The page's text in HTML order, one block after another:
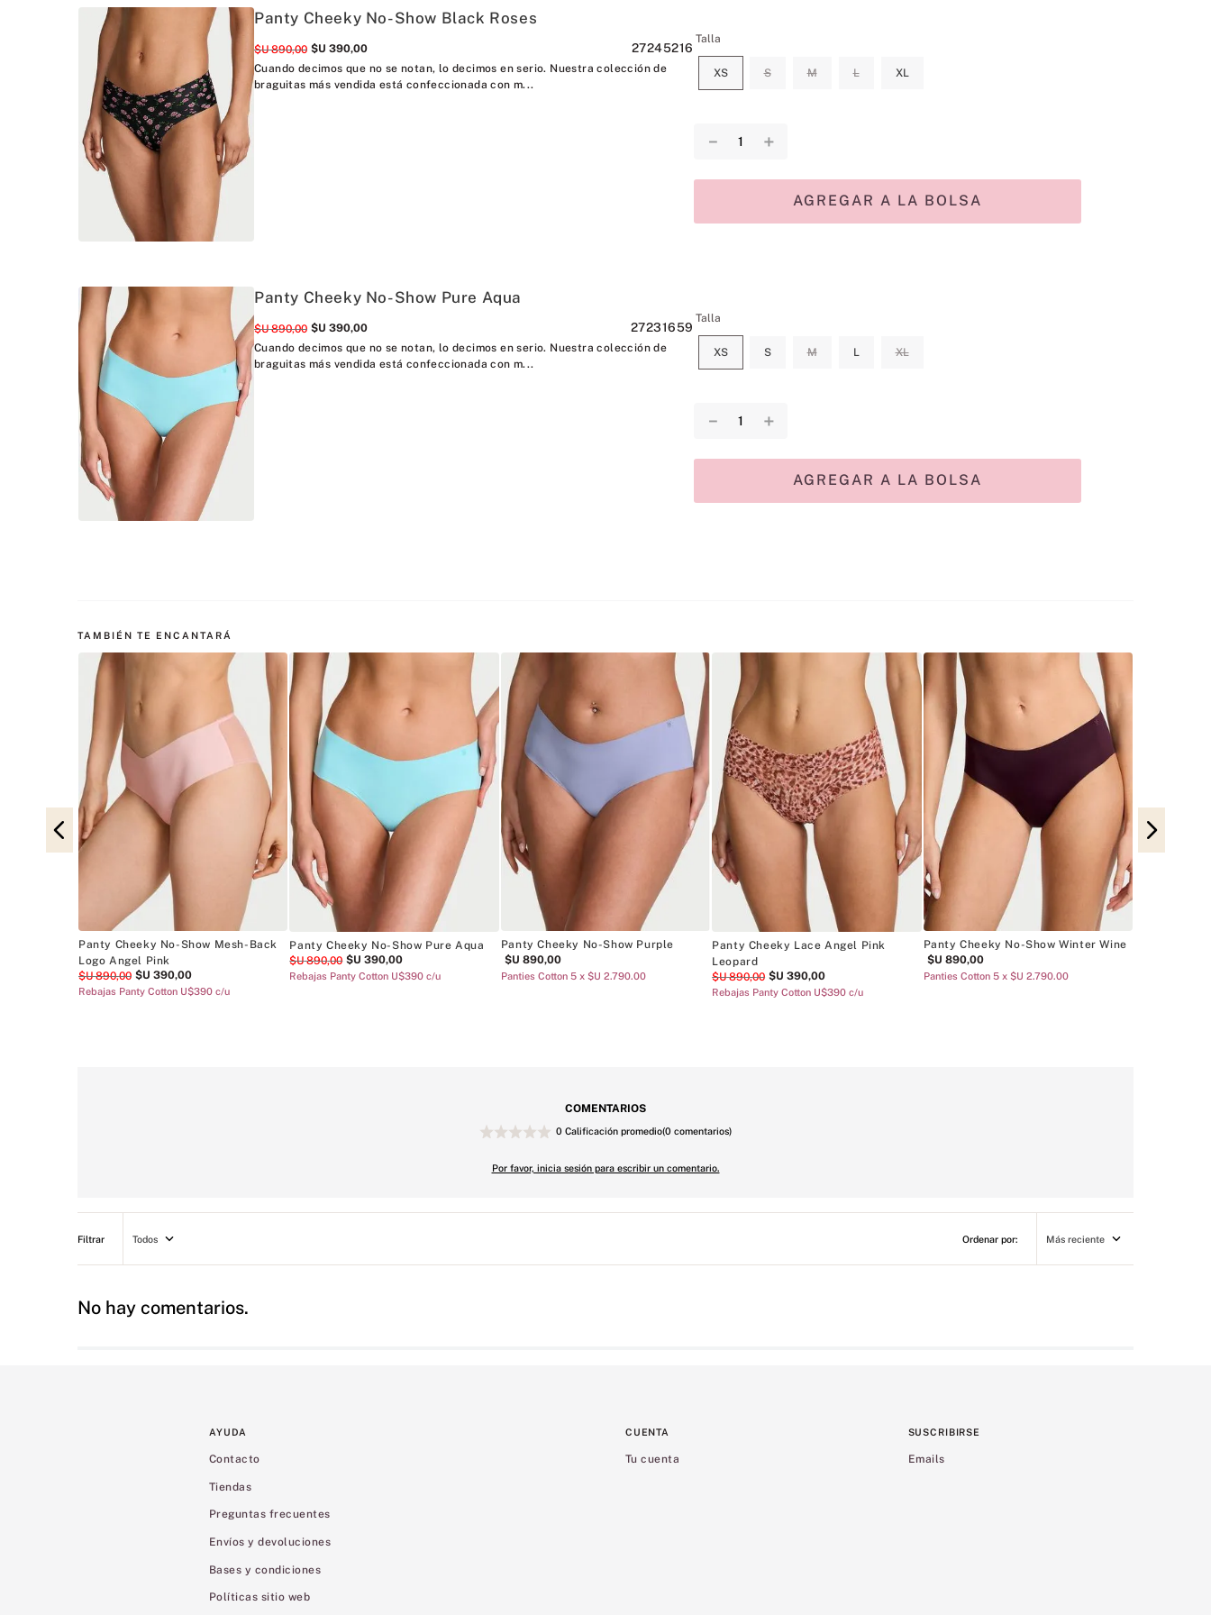
Panty Cheeky No-Show Black Roses
$U 890,00 $U 390,00 27245216
Cuando decimos que no se notan, lo decimos en serio. Nuestra colección de
braguitas más vendida está confeccionada con m...
Talla
XS S M L XL
＋
－
AGREGAR A LA BOLSA
Panty Cheeky No-Show Pure Aqua
$U 890,00 $U 390,00 27231659
Cuando decimos que no se notan, lo decimos en serio. Nuestra colección de
braguitas más vendida está confeccionada con m...
Talla
XS S M L XL
＋
－
AGREGAR A LA BOLSA
TAMBIÉN TE ENCANTARÁ
Panty Cheeky No-Show Mesh-Back
Logo Angel Pink
$U 890,00 $U 390,00
Rebajas Panty Cotton U$390 c/u
Panty Cheeky No-Show Pure Aqua
$U 890,00 $U 390,00
Rebajas Panty Cotton U$390 c/u
Panty Cheeky No-Show Purple
$U 890,00
Panties Cotton 5 x $U 2.790.00
Panty Cheeky Lace Angel Pink
Leopard
$U 890,00 $U 390,00
Rebajas Panty Cotton U$390 c/u
Panty Cheeky No-Show Winter Wine
$U 890,00
Panties Cotton 5 x $U 2.790.00
COMENTARIOS
0 Calificación promedio(0 comentarios)
Por favor, inicia sesión para escribir un comentario.
Más reciente
Todos
No hay comentarios.
AYUDA
Contacto
Tiendas
Preguntas frecuentes
Envíos y devoluciones
Bases y condiciones
Políticas sitio web
CUENTA
Tu cuenta
SUSCRIBIRSE
Emails